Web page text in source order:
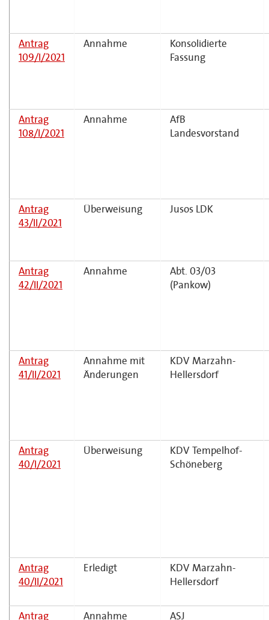
Antrag
109/I/2021
Annahme
Konsolidierte
Fassung
Antrag
108/I/2021
Annahme
AfB
Landesvorstand
Antrag
43/II/2021
Überweisung Jusos LDK
Antrag
42/II/2021
Annahme
Abt. 03/03
(Pankow)
Antrag
41/II/2021
Annahme mit
Änderungen
KDV Marzahn-
Hellersdorf
Antrag
40/I/2021
Überweisung
KDV Tempelhof-
Schöneberg
Antrag
40/II/2021
Erledigt
KDV Marzahn-
Hellersdorf
Antrag Annahme ASJ